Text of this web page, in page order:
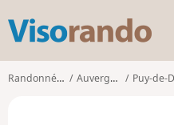
s
o
Randonnées Auvergne Puy-de-